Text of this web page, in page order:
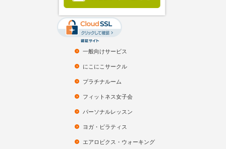
一般向けサービス
にこにこサークル
プラチナルーム
フィットネス女子会
パーソナルレッスン
ヨガ・ピラティス
エアロビクス・ウォーキング